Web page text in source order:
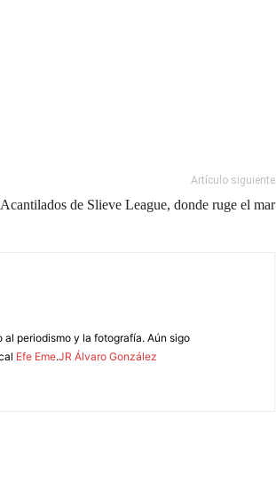
Artículo siguiente
Acantilados de Slieve League, donde ruge el mar
al periodismo y la fotografía. Aún sigo
Efe Eme.JR Álvaro González